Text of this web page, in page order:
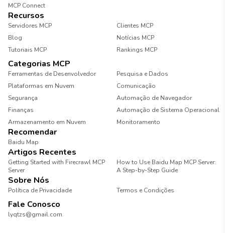
MCP Connect
Recursos
Servidores MCP
Clientes MCP
Blog
Notícias MCP
Tutoriais MCP
Rankings MCP
Categorias MCP
Ferramentas de Desenvolvedor
Pesquisa e Dados
Plataformas em Nuvem
Comunicação
Segurança
Automação de Navegador
Finanças
Automação de Sistema Operacional
Armazenamento em Nuvem
Monitoramento
Recomendar
Baidu Map
Artigos Recentes
Getting Started with Firecrawl MCP
Server
How to Use Baidu Map MCP Server:
A Step-by-Step Guide
Sobre Nós
Política de Privacidade Termos e Condições
Fale Conosco
lyqtzs@gmail.com